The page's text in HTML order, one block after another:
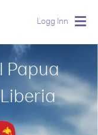
Logg Inn
Papua